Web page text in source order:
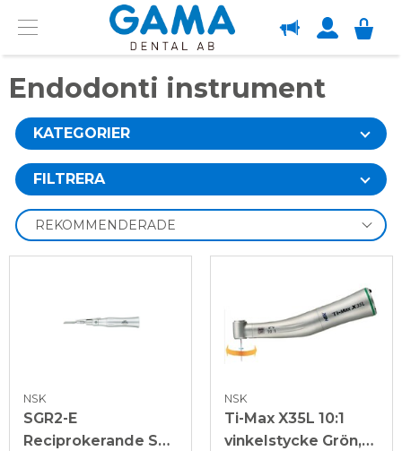
Menu
OM GAMA
Endodonti instrument
KATEGORIER
FILTRERA
NSK
SGR2-E
Reciprokerande Såg
NSK
Ti-Max X35L 10:1
vinkelstycke Grön,